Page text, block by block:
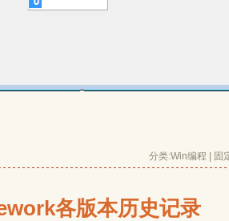
分类:Win编程 固
各版本历史记录